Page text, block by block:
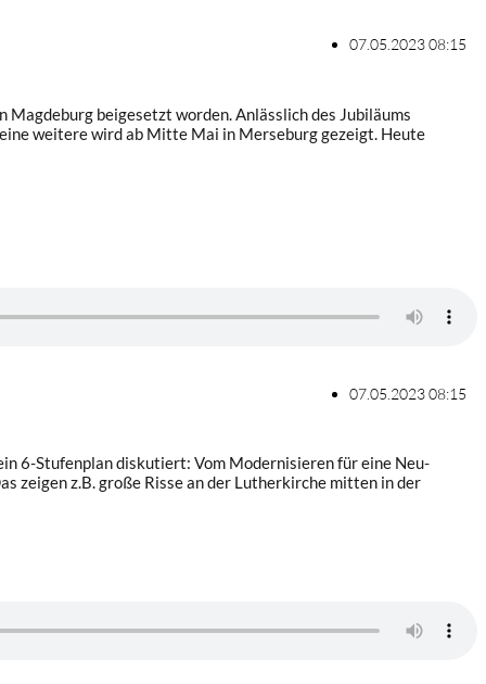
07.05.2023 08:15
beigesetzt worden. Anlässlich des Jubiläums
weitere wird ab Mitte Mai in Merseburg gezeigt. Heute
07.05.2023 08:15
6-Stufenplan diskutiert: Vom Modernisieren für eine Neu-
zeigen z.B. große Risse an der Lutherkirche mitten in der